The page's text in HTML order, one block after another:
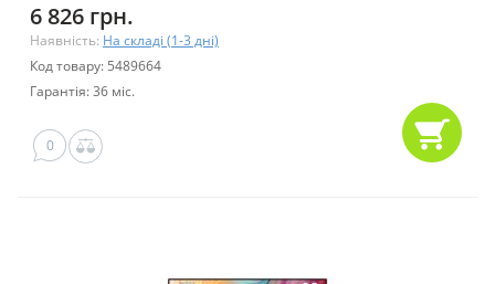
6 826 грн.
Наявність: На складі (1-3 дні)
Код товару: 5489664
Гарантія: 36 міс.
0